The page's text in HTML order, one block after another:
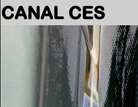
CANAL CES